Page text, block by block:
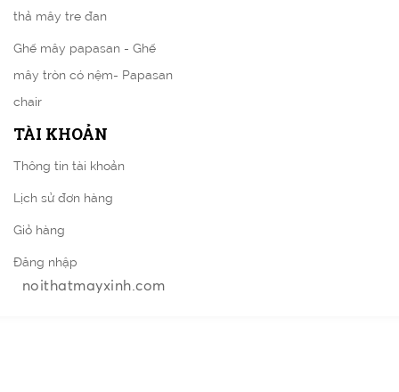
thả mây tre đan
Ghế mây papasan - Ghế
mây tròn có nệm- Papasan
chair
TÀI KHOẢN
Thông tin tài khoản
Lịch sử đơn hàng
Giỏ hàng
Đăng nhập
noithatmayxinh.com